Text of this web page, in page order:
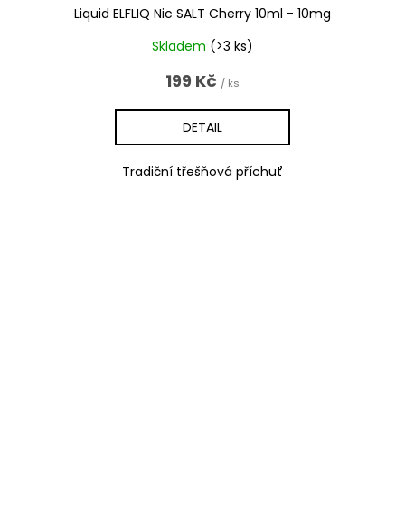
Liquid ELFLIQ Nic SALT Cherry 10ml - 10mg
Skladem (>3 ks)
199 Kč / ks
DETAIL
Tradiční třešňová příchuť